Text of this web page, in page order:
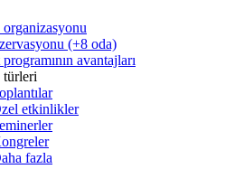
(+8 oda)
avantajları
etkinlikler
fazla